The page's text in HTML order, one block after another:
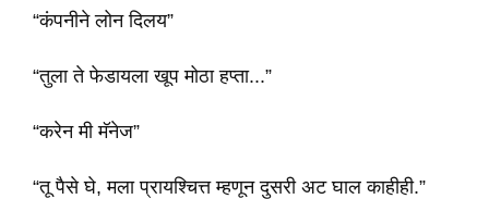
“कंपनीने लोन दिलय”
“तुला ते फेडायला खूप मोठा हप्ता...”
“करेन मी मॅनेज”
“तू पैसे घे, मला प्रायश्चित्त म्हणून दुसरी अट घाल काहीही.”